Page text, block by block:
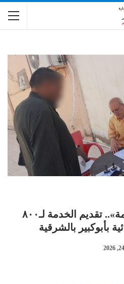
ضمن مبادرة «حياة كريمة».. تقديم الخدمة لـ٨٠٠
بأبوكبير بالشرقية